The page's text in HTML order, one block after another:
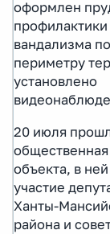
оформлен
профилактики
вандализма по
периметру
установлено
20 июля
объекта, в
участие
Ханты-
района и